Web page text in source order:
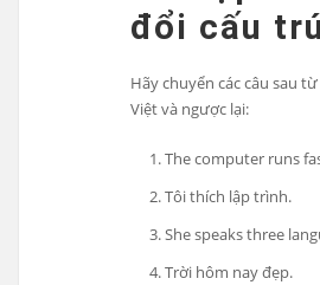
đổi cấu
Hãy chuyển các câu sau
Việt và ngược lại:
The computer runs
Tôi thích lập trình.
She speaks three
Trời hôm nay đẹp.